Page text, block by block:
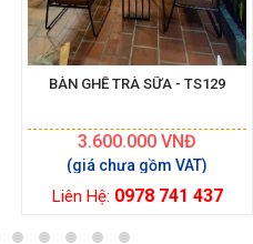
BÀN GHẾ TRÀ SỮA - TS129
3.600.000 VNĐ
Liên Hệ: 0978 741 437